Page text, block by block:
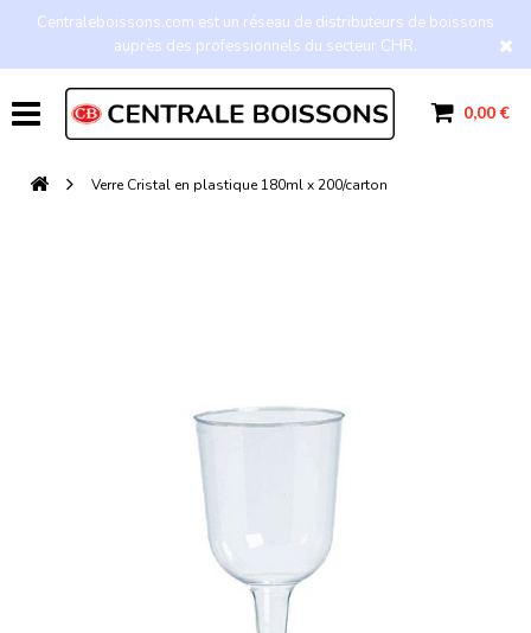
Centraleboissons.com est un réseau de distributeurs de boissons
auprès des professionnels du secteur CHR.
0,00 €
Verre Cristal en plastique 180ml x 200/carton